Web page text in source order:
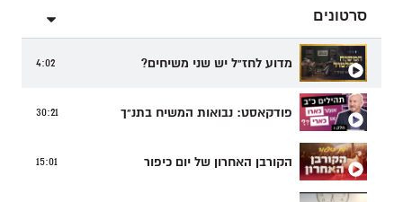
סרטונים
מדוע לחז"ל יש שני משיחים? 4:02
פודקאסט: נבואות המשיח בתנ"ך 30:21
הקורבן האחרון של יום כיפור 15:01